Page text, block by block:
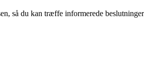
så du kan træffe informerede